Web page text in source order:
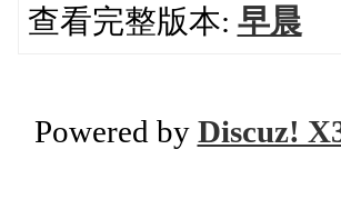
查看完整版本: 早晨
Powered by Discuz!